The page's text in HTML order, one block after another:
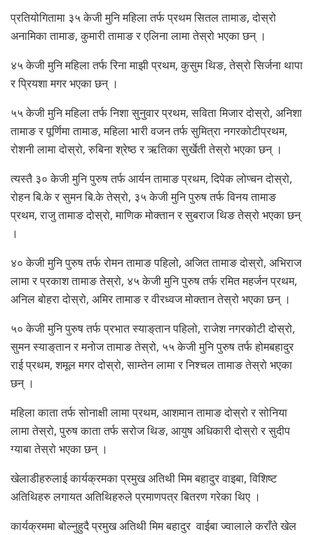
प्रतियोगितामा ३५ केजी मुनि महिला तर्फ प्रथम सितल तामाङ, दोस्रो
अनामिका तामाङ, कुमारी तामाङ र एलिना लामा तेस्रो भएका छन् ।
४५ केजी मुनि महिला तर्फ रिना माझी प्रथम, कुसुम थिङ, तेस्रो सिर्जना थापा
र प्रियशा मगर भएका छन् ।
५५ केजी मुनि महिला तर्फ निशा सुनुवार प्रथम, सविता मिजार दोस्रो, अनिशा
तामाङ र पूर्णिमा तामाङ, महिला भारी वजन तर्फ सुमित्रा नगरकोटीप्रथम,
रोशनी लामा दोस्रो, रुबिना श्रेष्ठ र ऋतिका सुर्खेती तेस्रो भएका छन् ।
त्यस्तै ३० केजी मुनि पुरुष तर्फ आर्यन तामाङ प्रथम, दिपेक लोप्चन दोस्रो,
रोहन बि.के र सुमन बि.के तेस्रो, ३५ केजी मुनि पुरुष तर्फ विनय तामाङ
प्रथम, राजु तामाङ दोस्रो, माणिक मोक्तान र सुबराज थिङ तेस्रो भएका छन्
।
४० केजी मुनि पुरुष तर्फ रोमन तामाङ पहिलो, अजित तामाङ दोस्रो, अभिराज
लामा र प्रकाश तामाङ तेस्रो, ४५ केजी मुनि पुरुष तर्फ रमित महर्जन प्रथम,
अनिल बोहरा दोस्रो, अमिर तामाङ र वीरध्वज मोक्तान तेस्रो भएका छन् ।
५० केजी मुनि पुरुष तर्फ प्रभात स्याङ्‌तान पहिलो, राजेश नगरकोटी दोस्रो,
सुमन स्याङ्‌तान र मनोज तामाङ तेस्रो, ५५ केजी मुनि पुरुष तर्फ होमबहादुर
राई प्रथम, शमूल मगर दोस्रो, साम्तेन लामा र निश्चल तामाङ तेस्रो भएका
छन् ।
महिला काता तर्फ सोनाक्षी लामा प्रथम, आशमान तामाङ दोस्रो र सोनिया
लामा तेस्रो, पुरुष काता तर्फ सरोज थिङ, आयुष अधिकारी दोस्रो र सुदीप
ग्याबा तेस्रो भएका छन् ।
खेलाडीहरुलाई कार्यक्रमका प्रमुख अतिथी मिम बहादुर वाइबा, विशिष्ट
अतिथिहरु लगायत अतिथिहरुले प्रमाणपत्र बितरण गरेका थिए ।
कार्यक्रममा बोल्नुहुदै प्रमुख अतिथी मिम बहादुर वाईबा ज्वालाले कराँते खेल